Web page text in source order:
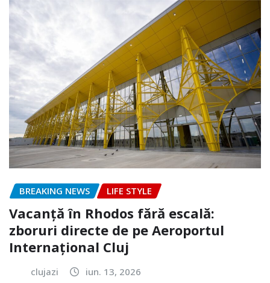
BREAKING NEWS LIFE STYLE
Vacanță în Rhodos fără escală:
zboruri directe de pe Aeroportul
Internațional Cluj
clujazi iun. 13, 2026